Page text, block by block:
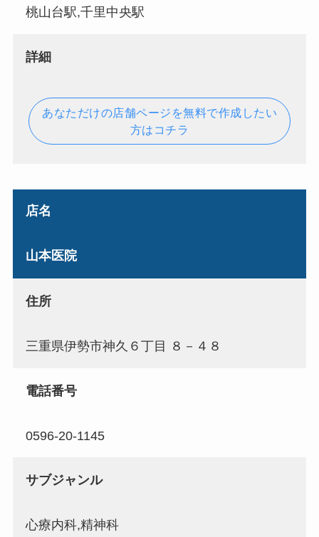
桃山台駅,千里中央駅
詳細
あなただけの店舗ページを無料で作成したい
方はコチラ
店名
山本医院
住所
三重県伊勢市神久６丁目 ８－４８
電話番号
0596-20-1145
サブジャンル
心療内科,精神科